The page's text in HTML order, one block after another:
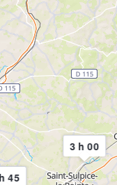
45
3 h 00